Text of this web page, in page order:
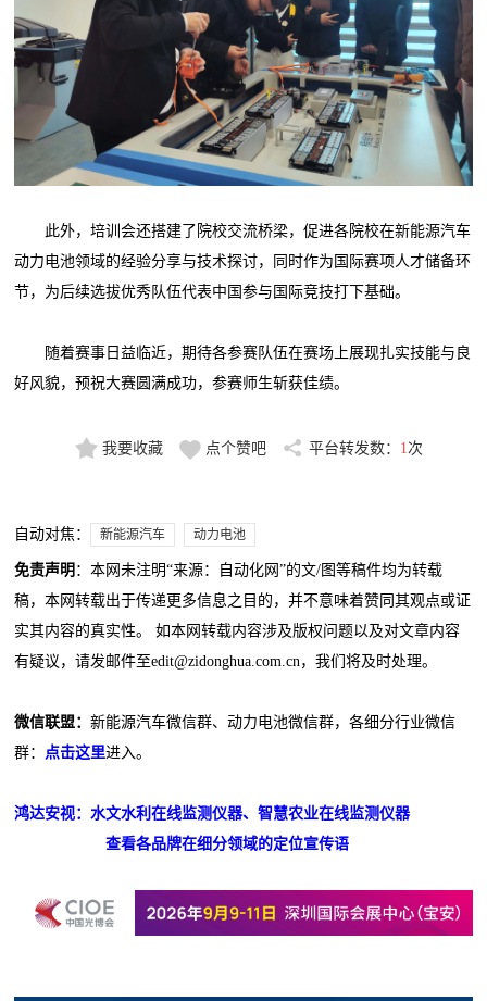
此外，培训会还搭建了院校交流桥梁，促进各院校在新能源汽车
动力电池领域的经验分享与技术探讨，同时作为国际赛项人才储备环
节，为后续选拔优秀队伍代表中国参与国际竞技打下基础。
随着赛事日益临近，期待各参赛队伍在赛场上展现扎实技能与良
好风貌，预祝大赛圆满成功，参赛师生斩获佳绩。
我要收藏 点个赞吧 平台转发数： 1次
自动对焦： 新能源汽车 动力电池
免责声明 ：本网未注明“来源：自动化网”的文/图等稿件均为转载
稿，本网转载出于传递更多信息之目的，并不意味着赞同其观点或证
实其内容的真实性。 如本网转载内容涉及版权问题以及对文章内容
有疑议，请发邮件至edit@zidonghua.com.cn，我们将及时处理。
微信联盟：新能源汽车微信群、动力电池微信群，各细分行业微信
群： 点击这里进入。
鸿达安视：水文水利在线监测仪器、智慧农业在线监测仪器
查看各品牌在细分领域的定位宣传语